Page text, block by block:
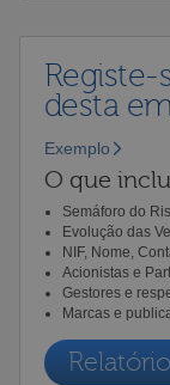
Registe-
desta
Exemplo
O que
Semáforo do
Evolução das
NIF, Nome,
Acionistas e
Gestores e
Marcas e